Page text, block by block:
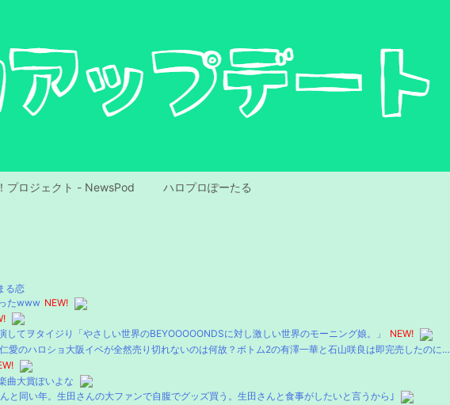
プロジェクト - NewsPod ハロプロぽーたる
る恋
たwww NEW!
てヲタイジり「やさしい世界のBEYOOOOONDSに対し激しい世界のモーニング娘。」
NEW!
愛のハロショ大阪イベが全然売り切れないのは何故？ボトム2の有澤一華と石山咲良は即完売したのに…
曲大賞ぽいよな
と同い年。生田さんの大ファンで自腹でグッズ買う。生田さんと食事がしたいと言うから｣